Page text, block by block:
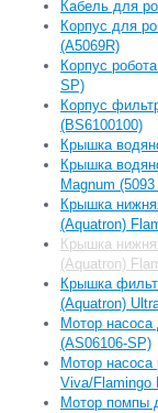
Кабель для
Корпус для
(A5069R)
Корпус
SP)
Корпус
(BS6100100)
Крышка
Крышка
Magnum
Крышка
(Aquatron)
Крышка
(Aquatron)
Крышка
(Aquatron)
Мотор
(AS06106-SP)
Мотор насоса
Viva/Flamingo
Мотор помпы